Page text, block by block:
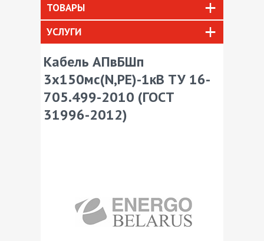
ТОВАРЫ
УСЛУГИ
Кабель АПвБШп
3х150мс(N,PE)-1кВ ТУ 16-
705.499-2010 (ГОСТ
31996-2012)